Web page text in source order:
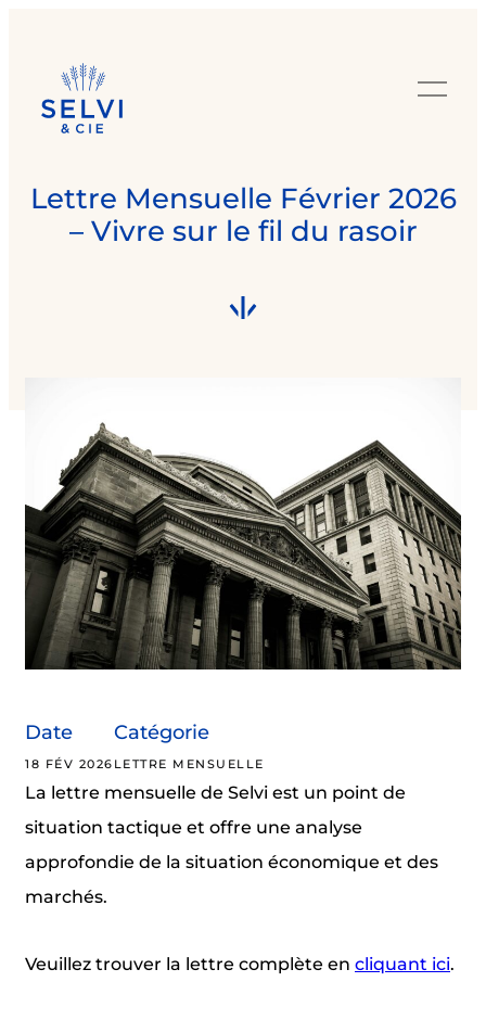
Lettre Mensuelle Février 2026
– Vivre sur le fil du rasoir
Date
18 FÉV 2026
Catégorie
LETTRE MENSUELLE
La lettre mensuelle de Selvi est un point de
situation tactique et offre une analyse
approfondie de la situation économique et des
marchés.
Veuillez trouver la lettre complète en cliquant ici.